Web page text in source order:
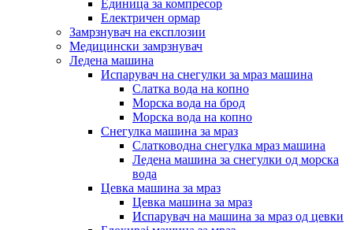
Единица за компресор
Електричен ормар
Замрзнувач на експлозии
Медицински замрзнувач
Ледена машина
Испарувач на снегулки за мраз машина
Слатка вода на копно
Морска вода на брод
Морска вода на копно
Снегулка машина за мраз
Слатководна снегулка мраз машина
Ледена машина за снегулки од морска
вода
Цевка машина за мраз
Цевка машина за мраз
Испарувач на машина за мраз од цевки